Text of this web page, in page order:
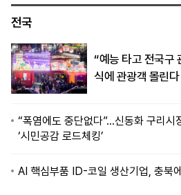
전국
“예능 타고 전국구
식에 관광객 몰린다
“폭염에도 중단없다”…신동화 구리시
‘시민공감 로드체킹’
AI 핵심부품 ID-코일 생산기업, 충북